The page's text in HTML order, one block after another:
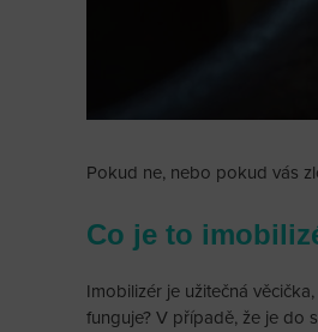
Pokud ne, nebo pokud vás
Co je to
Imobilizér je užitečná
funguje? V případě, že je do